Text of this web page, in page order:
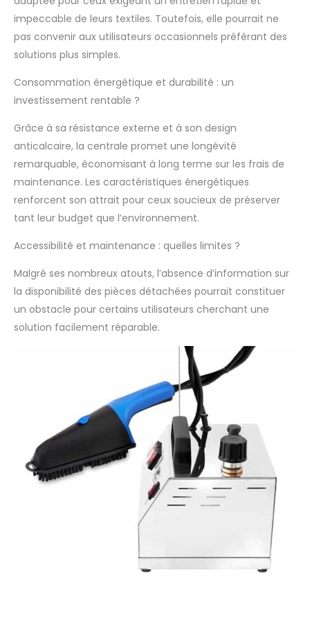
électrique de 1.750
W/h pour des
prestations de
par semaine
rapport aux fers à
repasser traditionnels
avec une chaudière).
Système de
repassage
professionnel
anticalcaire à usage
professionnel : la
économie d’énergie
et la brosse à vapeur
professionnelle sont
protégées contre les
attaques du calcaire
grâce à la résistance
à sec externe (sans
contact direct avec
l’eau introduite dans
la chaudière). GVS2
INOX a été développé
pour une utilisation
intense et il est
composé d’une
coque en acier
inoxydable, d’une
brosse à vapeur
professionnelle légère
impeccable de leurs textiles. Toutefois, elle pourrait ne
pas convenir aux utilisateurs occasionnels préférant des
solutions plus simples.
Consommation énergétique et durabilité : un
investissement rentable ?
Grâce à sa résistance externe et à son design
anticalcaire, la centrale promet une longévité
remarquable, économisant à long terme sur les frais de
maintenance. Les caractéristiques énergétiques
renforcent son attrait pour ceux soucieux de préserver
tant leur budget que l’environnement.
Accessibilité et maintenance : quelles limites ?
Malgré ses nombreux atouts, l’absence d’information sur
la disponibilité des pièces détachées pourrait constituer
un obstacle pour certains utilisateurs cherchant une
solution facilement réparable.